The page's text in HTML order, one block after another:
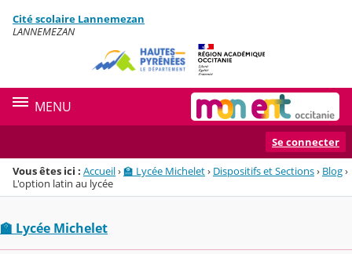
Menu de la rubrique
Contenu
Cité scolaire Lannemezan
LANNEMEZAN
MENU
Se connecter
Vous êtes ici : Accueil›🏫 Lycée Michelet› Dispositifs et Sections› Blog›
L'option latin au lycée
🏫 Lycée Michelet